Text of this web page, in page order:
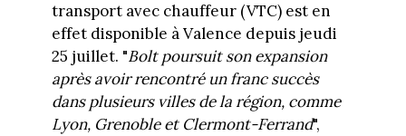
transport avec chauffeur (VTC) est en
effet disponible à Valence depuis jeudi
25 juillet. "Bolt poursuit son expansion
après avoir rencontré un franc succès
dans plusieurs villes de la région, comme
Lyon, Grenoble et Clermont-Ferrand",